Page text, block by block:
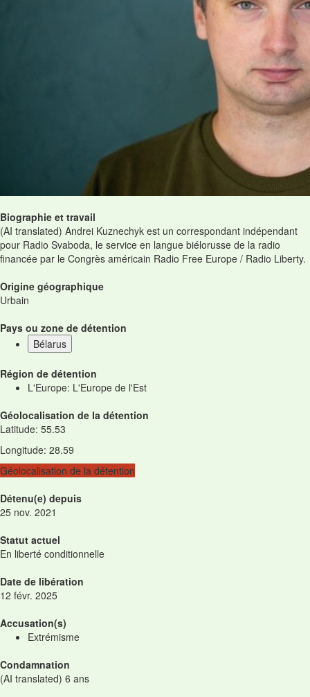
Biographie et travail
(AI translated) Andrei Kuznechyk est un correspondant indépendant
pour Radio Svaboda, le service en langue biélorusse de la radio
financée par le Congrès américain Radio Free Europe / Radio Liberty.
Origine géographique
Urbain
Pays ou zone de détention
Bélarus
Région de détention
L'Europe: L'Europe de l'Est
Géolocalisation de la détention
Latitude: 55.53
Longitude: 28.59
Géolocalisation de la détention
Détenu(e) depuis
25 nov. 2021
Statut actuel
En liberté conditionnelle
Date de libération
12 févr. 2025
Accusation(s)
Extrémisme
Condamnation
(AI translated) 6 ans